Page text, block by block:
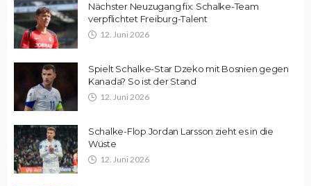
Nächster Neuzugang fix: Schalke-Team
verpflichtet Freiburg-Talent
12. Juni 2026
Spielt Schalke-Star Dzeko mit Bosnien gegen
Kanada? So ist der Stand
12. Juni 2026
Schalke-Flop Jordan Larsson zieht es in die
Wüste
12. Juni 2026